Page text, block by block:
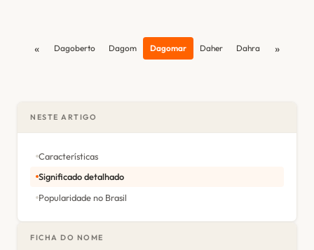
« Dagoberto Dagom Dagomar Daher Dahra »
NESTE ARTIGO
Características
Significado detalhado
Popularidade no Brasil
FICHA DO NOME